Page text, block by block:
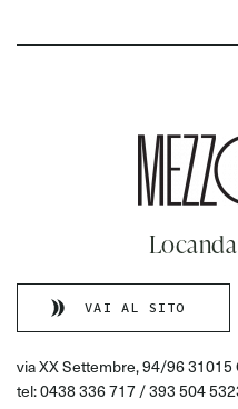
VAI AL SITO
via XX Settembre, 94/96 31015
tel: 0438 336 717 / 393 504